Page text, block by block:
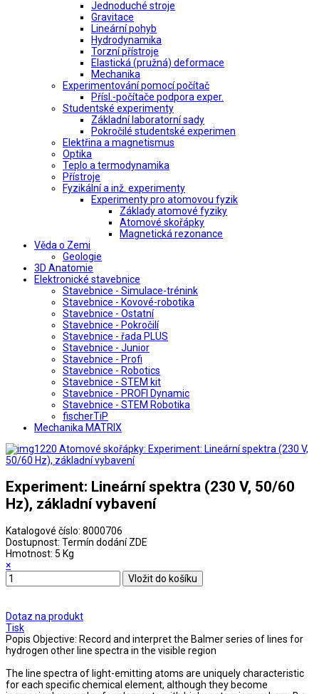
Jednoduché stroje
Gravitace
Lineární pohyb
Hydrodynamika
Torzní přístroje
Elastická (pružná) deformace
Mechanika
Experimentování pomocí počítač
Přísl.-počítače podpora exper.
Studentské experimenty
Základní laboratorní sady
Pokročilé studentské experimen
Elektřina a magnetismus
Optika
Teplo a termodynamika
Přístroje
Fyzikální a inž. experimenty
Experimenty pro atomovou fyzik
Základy atomové fyziky
Atomové skořápky
Magnetická rezonance
Věda o Zemi
Geologie
3D Anatomie
Elektronické stavebnice
Stavebnice - Simulace-trénink
Stavebnice - Kovové-robotika
Stavebnice - Ostatní
Stavebnice - Pokročilí
Stavebnice - řada PLUS
Stavebnice - Junior
Stavebnice - Profi
Stavebnice - Robotics
Stavebnice - STEM kit
Stavebnice - PROFI Dynamic
Stavebnice - STEM Robotika
fischerTiP
Mechanika MATRIX
Experiment: Lineární spektra (230 V, 50/60
Hz), základní vybavení
Katalogové číslo: 8000706
Dostupnost: Termín dodání ZDE
Hmotnost: 5 Kg
×
Dotaz na produkt
Tisk
Popis Objective: Record and interpret the Balmer series of lines for
hydrogen other line spectra in the visible region
The line spectra of light-emitting atoms are uniquely characteristic
for each specific chemical element, although they become